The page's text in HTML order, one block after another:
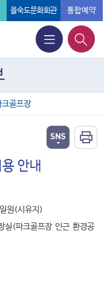
을숙도문화회관 통합예약
골프장
안내
원(시유지)
실(파크골프장 인근 환경공